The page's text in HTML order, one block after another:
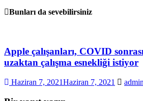
Bunları da sevebilirsiniz
Apple çalışanları, COVID
uzaktan çalışma esnekliği istiyor
Haziran 7, 2021Haziran 7, 2021 admin